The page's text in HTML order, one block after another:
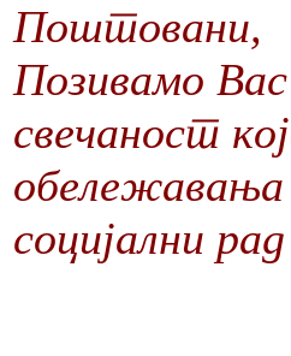
Поштовани,
Позивамо
свечаност
обележавања
социјални